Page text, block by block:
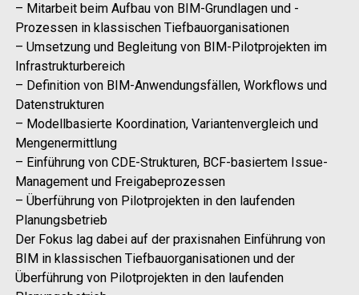
– Mitarbeit beim Aufbau von BIM-Grundlagen und -
Prozessen in klassischen Tiefbauorganisationen
– Umsetzung und Begleitung von BIM-Pilotprojekten im
Infrastrukturbereich
– Definition von BIM-Anwendungsfällen, Workflows und
Datenstrukturen
– Modellbasierte Koordination, Variantenvergleich und
Mengenermittlung
– Einführung von CDE-Strukturen, BCF-basiertem Issue-
Management und Freigabeprozessen
– Überführung von Pilotprojekten in den laufenden
Planungsbetrieb
Der Fokus lag dabei auf der praxisnahen Einführung von
BIM in klassischen Tiefbauorganisationen und der
Überführung von Pilotprojekten in den laufenden